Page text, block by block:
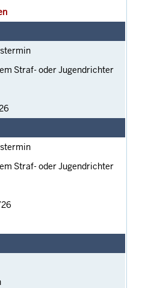
Straf- oder Jugendrichter
Straf- oder Jugendrichter